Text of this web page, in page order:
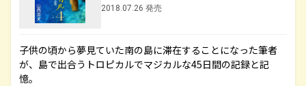
2018.07.26 発売
子供の頃から夢見ていた南の島に滞在することになった筆者
が、島で出合うトロピカルでマジカルな45日間の記録と記
憶。